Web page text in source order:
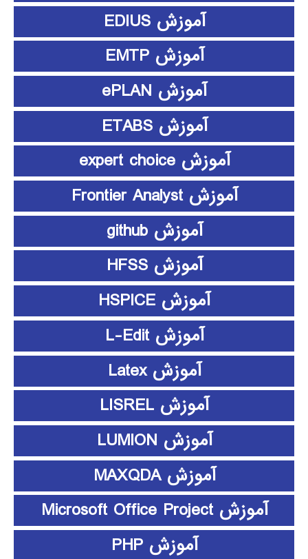
آموزش EDIUS
آموزش EMTP
آموزش ePLAN
آموزش ETABS
آموزش expert choice
آموزش Frontier Analyst
آموزش github
آموزش HFSS
آموزش HSPICE
آموزش L-Edit
آموزش Latex
آموزش LISREL
آموزش LUMION
آموزش MAXQDA
آموزش Microsoft Office Project
آموزش PHP